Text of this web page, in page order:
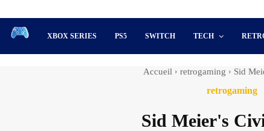
XBOX SERIES PS5 SWITCH TECH
Accueil retrogaming Sid
retrogaming
Sid Meier's